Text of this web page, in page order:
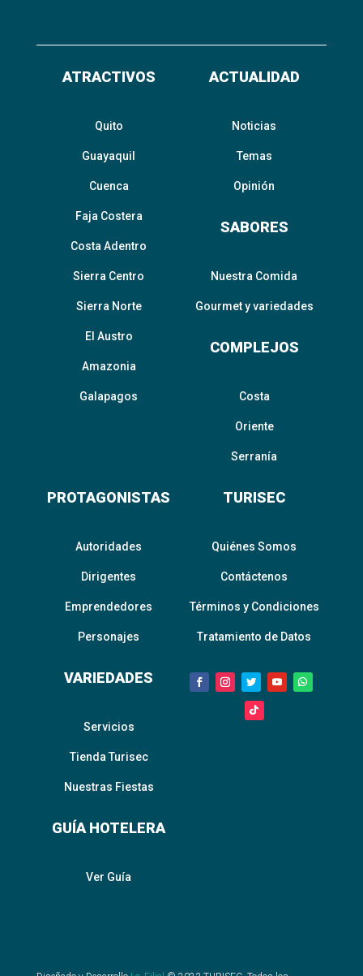
ATRACTIVOS
Quito
Guayaquil
Cuenca
Faja Costera
Costa Adentro
Sierra Centro
Sierra Norte
El Austro
Amazonia
Galapagos
ACTUALIDAD
Noticias
Temas
Opinión
SABORES
Nuestra Comida
Gourmet y variedades
COMPLEJOS
Costa
Oriente
Serranía
PROTAGONISTAS
Autoridades
Dirigentes
Emprendedores
Personajes
VARIEDADES
Servicios
Tienda Turisec
Nuestras Fiestas
GUÍA HOTELERA
Ver Guía
TURISEC
Quiénes Somos
Contáctenos
Términos y Condiciones
Tratamiento de Datos